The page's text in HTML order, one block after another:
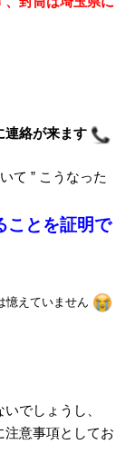
連絡が来ます
て ” こうなった
ことを証明で
憶えていません
でしょうし、
意事項としてお